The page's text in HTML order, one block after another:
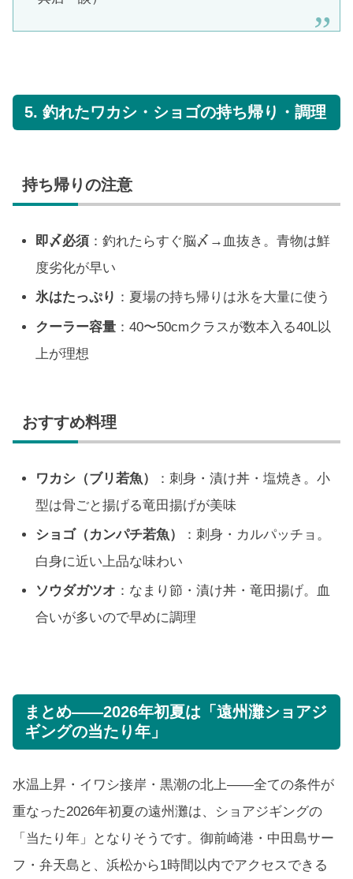
5. 釣れたワカシ・ショゴの持ち帰り・調理
持ち帰りの注意
即〆必須 ：釣れたらすぐ脳〆→血抜き。青物は鮮
度劣化が早い
氷はたっぷり ：夏場の持ち帰りは氷を大量に使う
クーラー容量 ：40〜50cmクラスが数本入る40L以
上が理想
おすすめ料理
ワカシ（ブリ若魚）
：刺身・漬け丼・塩焼き。小
型は骨ごと揚げる竜田揚げが美味
ショゴ（カンパチ若魚）
：刺身・カルパッチョ。
白身に近い上品な味わい
ソウダガツオ ：なまり節・漬け丼・竜田揚げ。血
合いが多いので早めに調理
まとめ——2026年初夏は「遠州灘ショアジ
ギングの当たり年」
水温上昇・イワシ接岸・黒潮の北上——全ての条件が
重なった2026年初夏の遠州灘は、ショアジギングの
「当たり年」となりそうです。御前崎港・中田島サー
フ・弁天島と、浜松から1時間以内でアクセスできる